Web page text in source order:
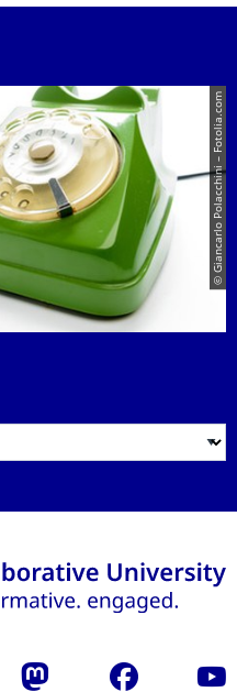
© Giancarlo Polacchini – Fotolia.com
Mastodon Facebook